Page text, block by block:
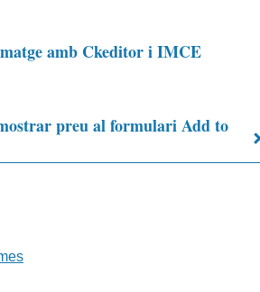
amb Ckeditor i IMCE
preu al formulari Add to